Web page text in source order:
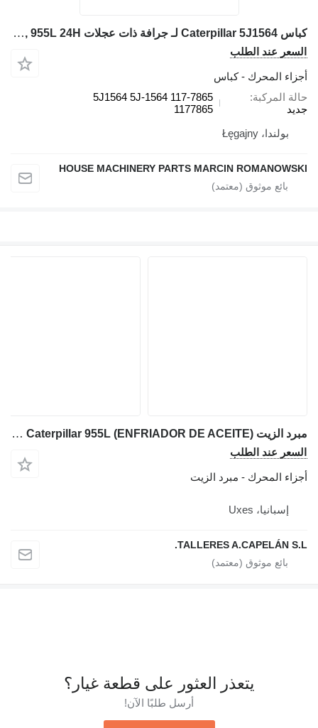
كباس Caterpillar 5J1564 لـ جرافة ذات عجلات Caterpillar 950B, 950F, 960F 936, 936F, 977K, 977L, 980, G936 955K, 955L 24H
السعر عند الطلب
أجزاء المحرك - كباس
حالة المركبة
جديد
5J1564 5J-1564 117-7865
1177865
بولندا، Łęgajny
HOUSE MACHINERY PARTS MARCIN ROMANOWSKI
مبرد الزيت Caterpillar 955L (ENFRIADOR DE ACEITE) لـ ماكينة التحميل المجنزرة Caterpillar 955L
السعر عند الطلب
أجزاء المحرك - مبرد الزيت
إسبانيا، Uxes
TALLERES A.CAPELÁN S.L.
يتعذر العثور على قطعة غيار؟
أرسل طلبًا الآن!